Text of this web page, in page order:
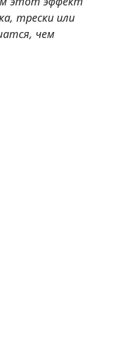
трески или
чем